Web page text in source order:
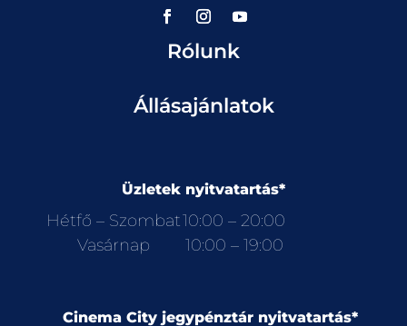
Rólunk
Állásajánlatok
Üzletek nyitvatartás*
Hétfő – Szombat10:00 – 20:00
Vasárnap
10:00 – 19:00
Cinema City jegypénztár nyitvatartás*